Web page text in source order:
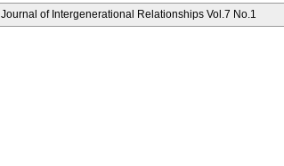
Journal of Intergenerational Relationships Vol.7 No.1